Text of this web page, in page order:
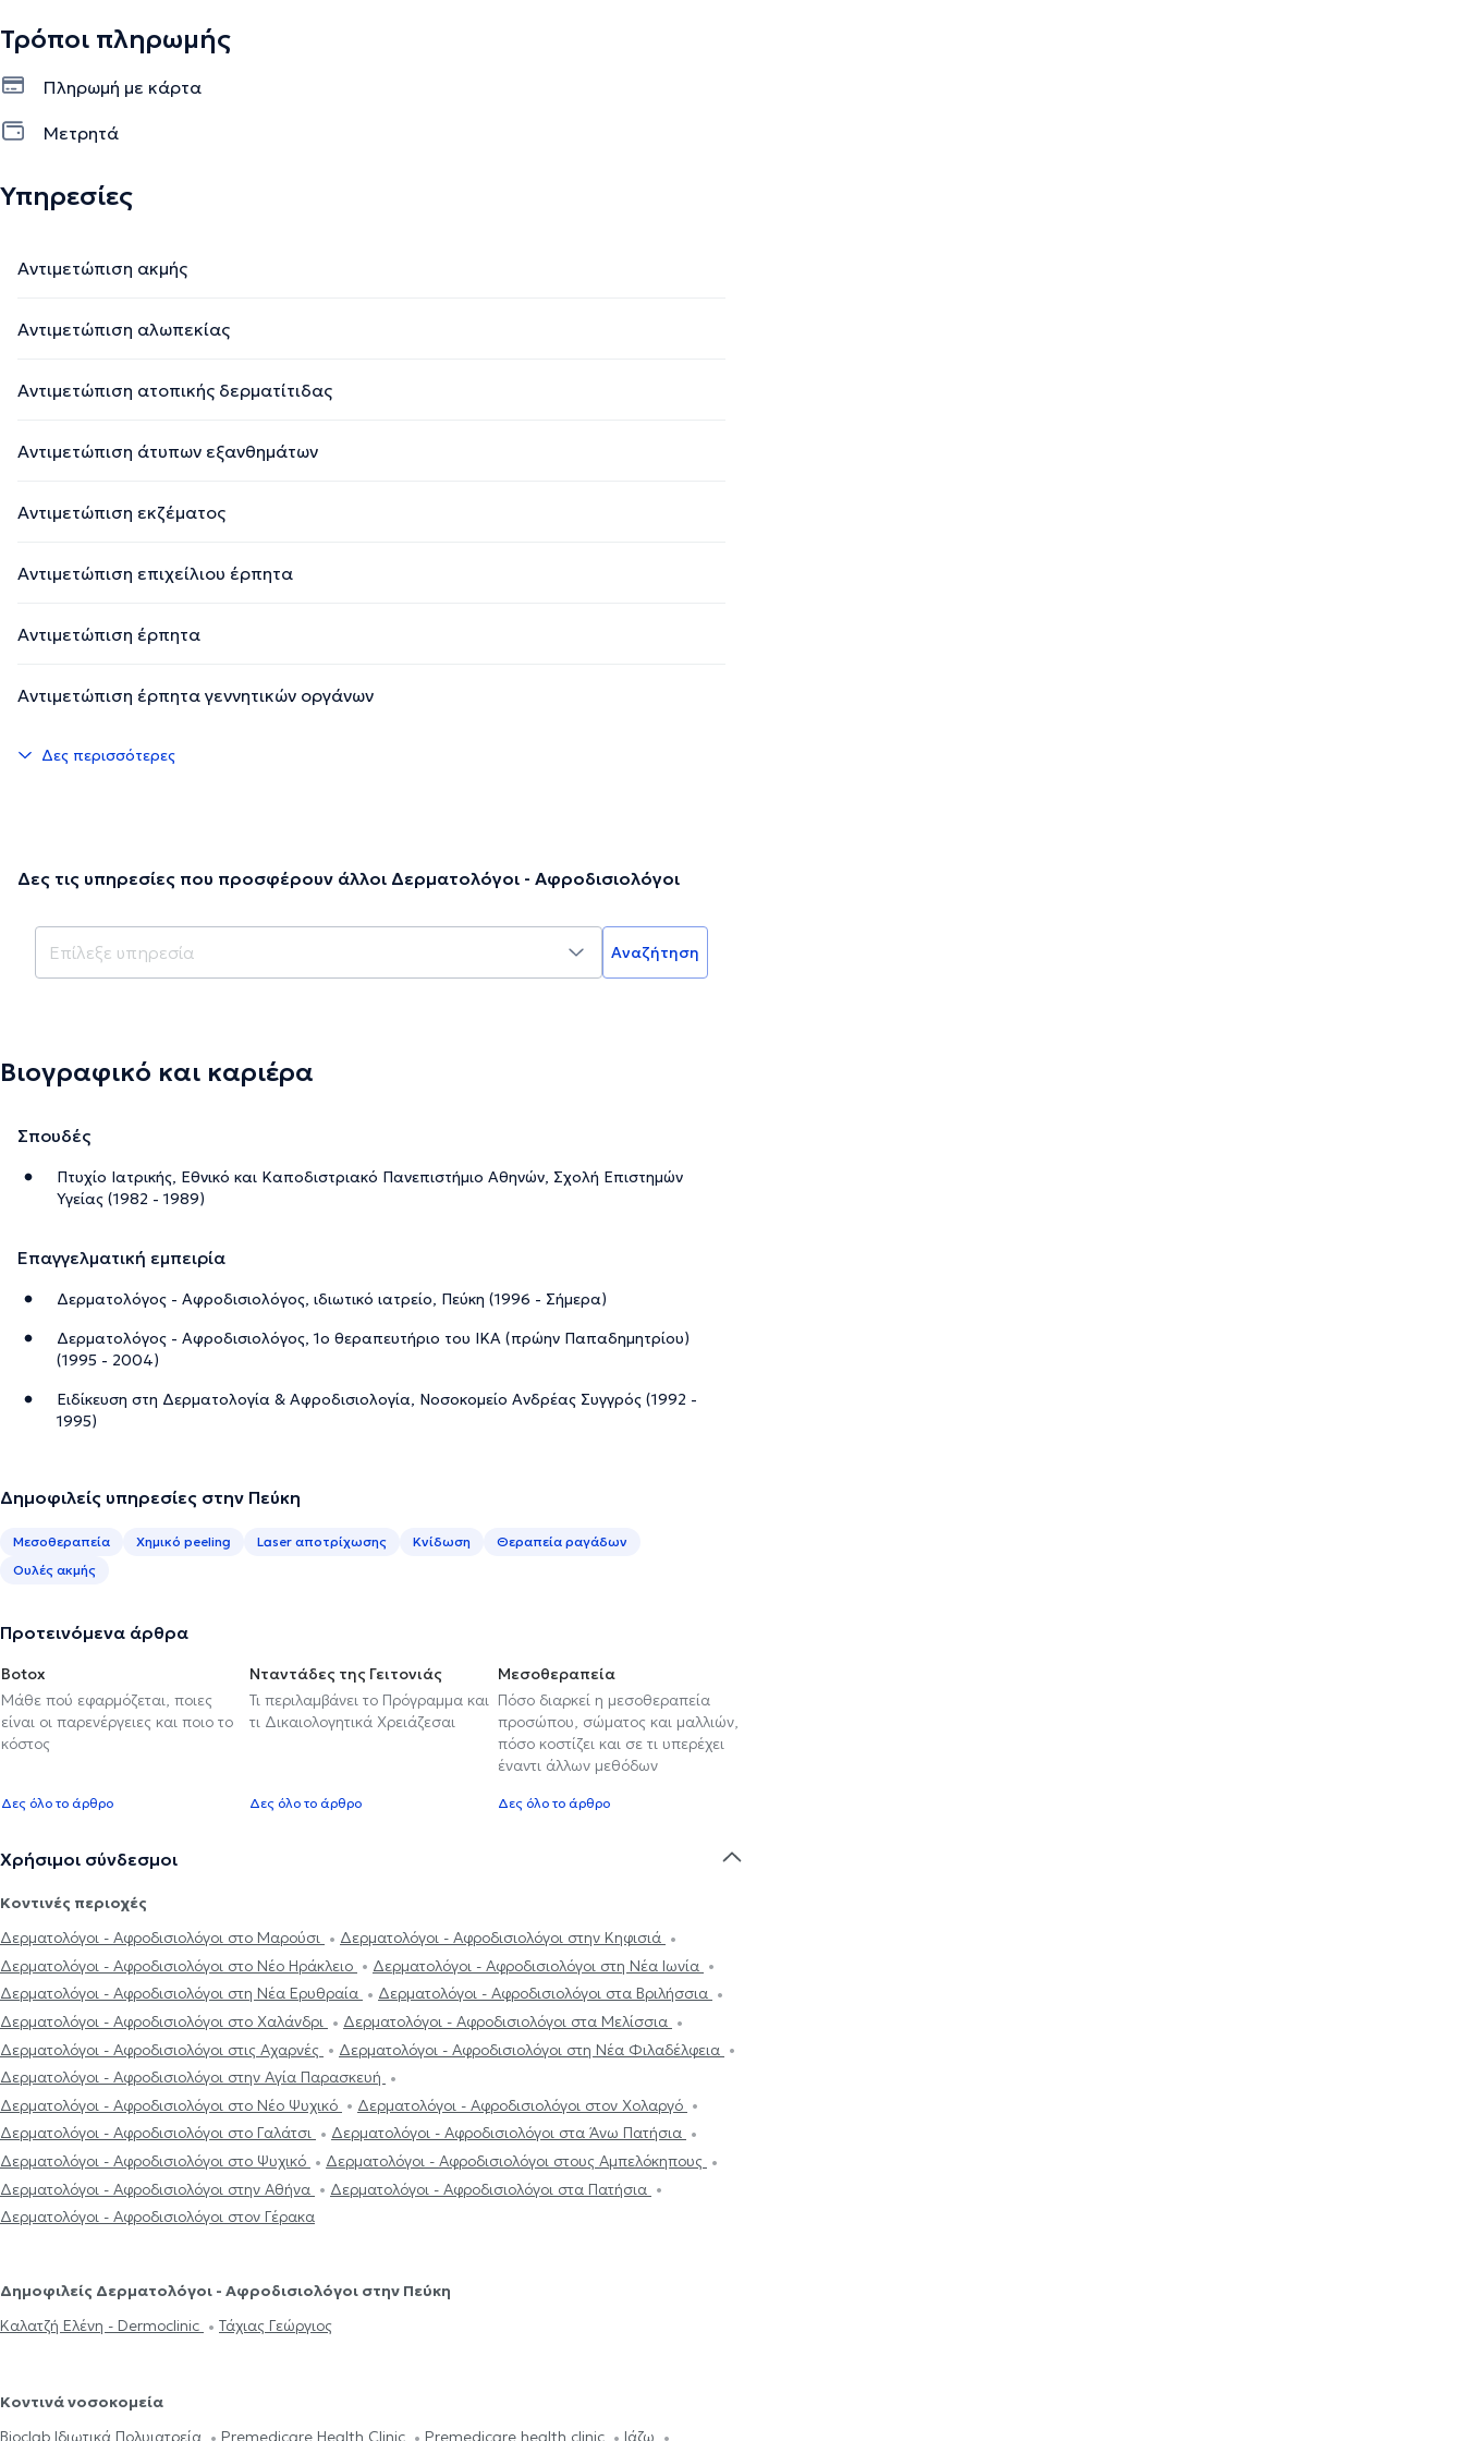
Τρόποι πληρωμής
Πληρωμή με κάρτα
Μετρητά
Υπηρεσίες
Αντιμετώπιση ακμής
Αντιμετώπιση αλωπεκίας
Αντιμετώπιση ατοπικής δερματίτιδας
Αντιμετώπιση άτυπων εξανθημάτων
Αντιμετώπιση εκζέματος
Αντιμετώπιση επιχείλιου έρπητα
Αντιμετώπιση έρπητα
Αντιμετώπιση έρπητα γεννητικών οργάνων
Δες περισσότερες
Δες τις υπηρεσίες που προσφέρουν άλλοι Δερματολόγοι - Αφροδισιολόγοι
Αναζήτηση
Βιογραφικό και καριέρα
Σπουδές
Πτυχίο Ιατρικής, Εθνικό και Καποδιστριακό Πανεπιστήμιο Αθηνών, Σχολή Επιστημών
Υγείας (1982 - 1989)
Επαγγελματική εμπειρία
Δερματολόγος - Αφροδισιολόγος, ιδιωτικό ιατρείο, Πεύκη (1996 - Σήμερα)
Δερματολόγος - Αφροδισιολόγος, 1ο θεραπευτήριο του ΙΚΑ (πρώην Παπαδημητρίου)
(1995 - 2004)
Ειδίκευση στη Δερματολογία & Αφροδισιολογία, Νοσοκομείο Ανδρέας Συγγρός (1992 -
1995)
Δημοφιλείς υπηρεσίες στην Πεύκη
Μεσοθεραπεία Χημικό peeling Laser αποτρίχωσης Κνίδωση
Θεραπεία ραγάδων
Ουλές ακμής
Προτεινόμενα άρθρα
Botox
Μάθε πού εφαρμόζεται, ποιες
είναι οι παρενέργειες και ποιο το
κόστος
Δες όλο το άρθρο
Νταντάδες της Γειτονιάς
Τι περιλαμβάνει το Πρόγραμμα και
τι Δικαιολογητικά Χρειάζεσαι
Δες όλο το άρθρο
Μεσοθεραπεία
Πόσο διαρκεί η μεσοθεραπεία
προσώπου, σώματος και μαλλιών,
πόσο κοστίζει και σε τι υπερέχει
έναντι άλλων μεθόδων
Δες όλο το άρθρο
Χρήσιμοι σύνδεσμοι
Κοντινές περιοχές
Δερματολόγοι - Αφροδισιολόγοι στο Μαρούσι
Δερματολόγοι - Αφροδισιολόγοι στην Κηφισιά
Δερματολόγοι - Αφροδισιολόγοι στο Νέο Ηράκλειο
Δερματολόγοι - Αφροδισιολόγοι στη Νέα Ιωνία
Δερματολόγοι - Αφροδισιολόγοι στη Νέα Ερυθραία
Δερματολόγοι - Αφροδισιολόγοι στα Βριλήσσια
Δερματολόγοι - Αφροδισιολόγοι στο Χαλάνδρι
Δερματολόγοι - Αφροδισιολόγοι στα Μελίσσια
Δερματολόγοι - Αφροδισιολόγοι στις Αχαρνές
Δερματολόγοι - Αφροδισιολόγοι στη Νέα Φιλαδέλφεια
Δερματολόγοι - Αφροδισιολόγοι στην Αγία Παρασκευή
Δερματολόγοι - Αφροδισιολόγοι στο Νέο Ψυχικό
Δερματολόγοι - Αφροδισιολόγοι στον Χολαργό
Δερματολόγοι - Αφροδισιολόγοι στο Γαλάτσι
Δερματολόγοι - Αφροδισιολόγοι στα Άνω Πατήσια
Δερματολόγοι - Αφροδισιολόγοι στο Ψυχικό
Δερματολόγοι - Αφροδισιολόγοι στους Αμπελόκηπους
Δερματολόγοι - Αφροδισιολόγοι στην Αθήνα
Δερματολόγοι - Αφροδισιολόγοι στα Πατήσια
Δερματολόγοι - Αφροδισιολόγοι στον Γέρακα
Δημοφιλείς Δερματολόγοι - Αφροδισιολόγοι στην Πεύκη
Καλατζή Ελένη - Dermoclinic
Τάχιας Γεώργιος
Κοντινά νοσοκομεία
Bioclab Ιδιωτικά Πολυιατρεία
Premedicare Health Clinic Premedicare health clinic Ιάζω